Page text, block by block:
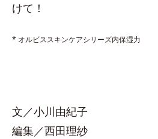
けて！
* オルビススキンケアシリーズ内保湿力
文／小川由紀子
編集／西田理紗